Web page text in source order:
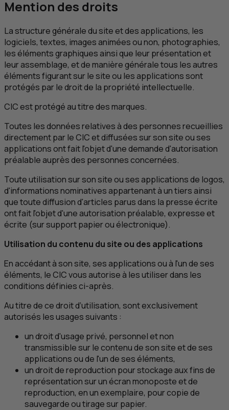
Mention des droits
La structure générale du site et des applications, les
logiciels, textes, images animées ou non, photographies,
les éléments graphiques ainsi que leur présentation et
leur assemblage, et de manière générale tous les autres
éléments figurant sur le site ou les applications sont
protégés par le droit de la propriété intellectuelle.
CICest protégé au titre des marques.
Toutes les données relatives à des personnes recueillies
directement par leCICet diffusées sur son site ou ses
applications ont fait l'objet d'une demande d'autorisation
préalable auprès des personnes concernées.
Toute utilisation sur son site ou ses applications de logos,
d'informations nominatives appartenant à un tiers ainsi
que toute diffusion d'articles parus dans la presse écrite
ont fait l'objet d'une autorisation préalable, expresse et
écrite (sur support papier ou électronique).
Utilisation du contenu du site ou des applications
En accédant à son site, ses applications ou à l'un de ses
éléments, leCICvous autorise à les utiliser dans les
conditions définies ci-après.
Au titre de ce droit d’utilisation, sont exclusivement
autorisés les usages suivants :
un droit d'usage privé, personnel et non
transmissible sur le contenu de son site et de ses
applications ou de l'un de ses éléments,
un droit de reproduction pour stockage aux fins de
représentation sur un écran monoposte et de
reproduction, en un exemplaire, pour copie de
sauvegarde ou tirage sur papier.